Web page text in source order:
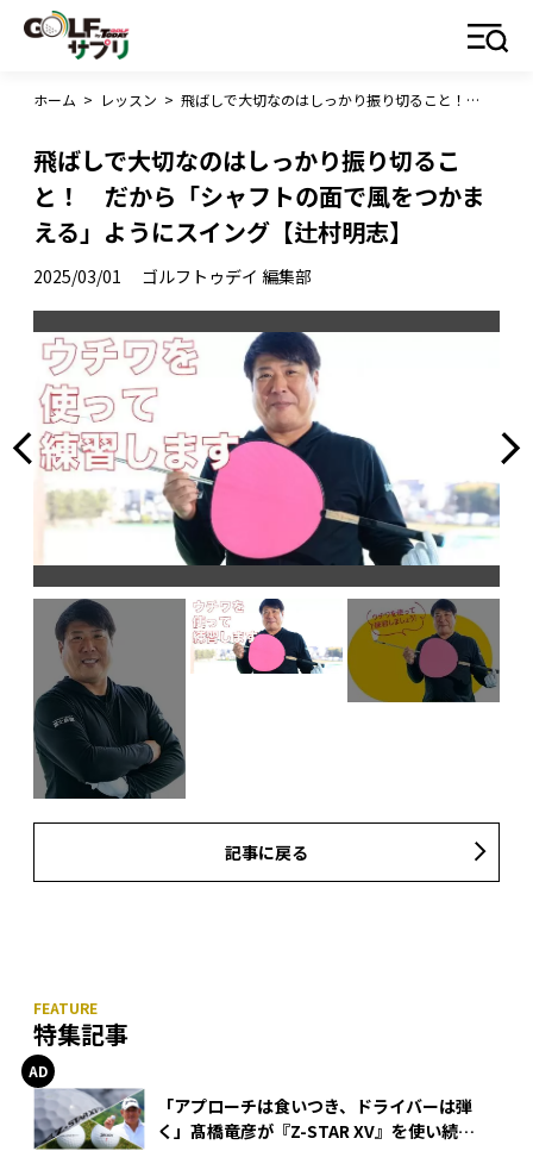
ホーム > レッスン > 飛ばしで大切なのはしっかり振り切ること！ だから「シャフトの面で風をつかまえる」ようにスイング【辻村明志】
飛ばしで大切なのはしっかり振り切るこ
と！ だから「シャフトの面で風をつかま
える」ようにスイング【辻村明志】
2025/03/01 ゴルフトゥデイ 編集部
記事に戻る
特集記事
「アプローチは食いつき、ドライバーは弾
く」髙橋竜彦が『Z-STAR XV』を使い続け